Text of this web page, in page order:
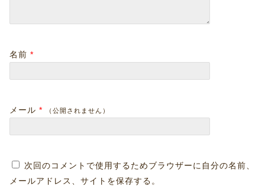
名前 *
メール * （公開されません）
次回のコメントで使用するためブラウザーに自分の名前、
メールアドレス、サイトを保存する。